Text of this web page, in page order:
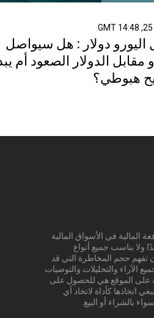
اليورو دولار : هل سيواصل
مقابل الدولار الصعود أم
هبوطي؟
المالية في الأسواق المالية
ولا يناسب جميع أنواع
تفهم حجم المخاطرة التي قد
الآراء والتحليلات والتوصيات
على الموقع هي للحصول على
اتخاذها كأداة لاتخاذ أي
بالشراء أو البيع.